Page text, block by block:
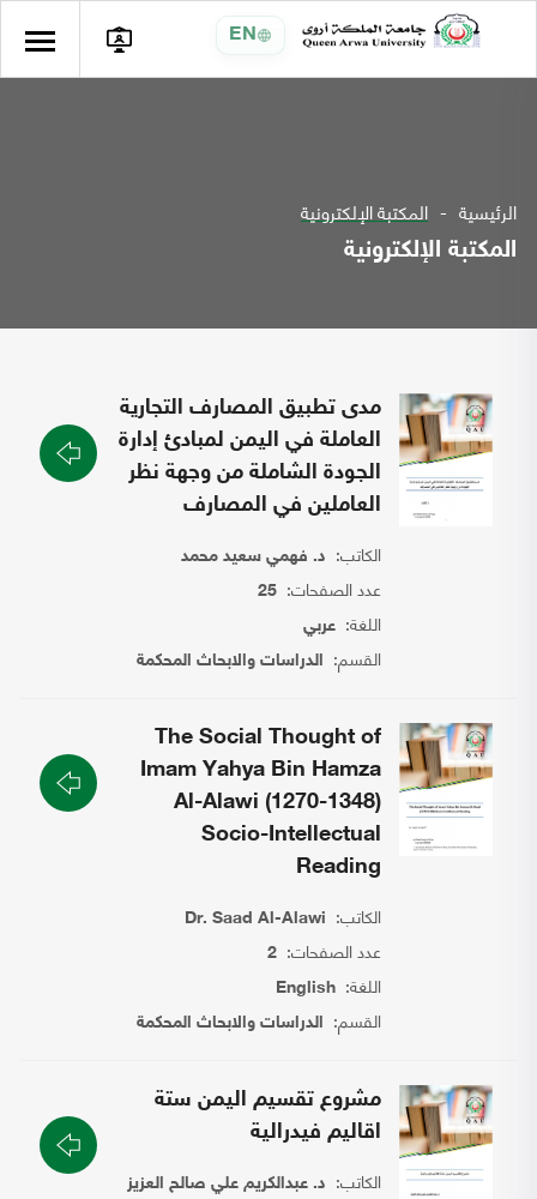
EN
الرئيسية المكتبة الإلكترونية
المكتبة الإلكترونية
مدى تطبيق المصارف التجارية
العاملة في اليمن لمبادئ إدارة
الجودة الشاملة من وجهة نظر
العاملين في المصارف
الكاتب: د. فهمي سعيد محمد
عدد الصفحات:25
اللغة:عربي
القسم: الدراسات والابحاث المحكمة
The Social Thought of
Imam Yahya Bin Hamza
Al-Alawi (1270-1348)
Socio-Intellectual
Reading
الكاتب: Dr. Saad Al-Alawi
عدد الصفحات:2
اللغة:English
القسم: الدراسات والابحاث المحكمة
مشروع تقسيم اليمن ستة
اقاليم فيدرالية
الكاتب: د. عبدالكريم علي صالح العزيز